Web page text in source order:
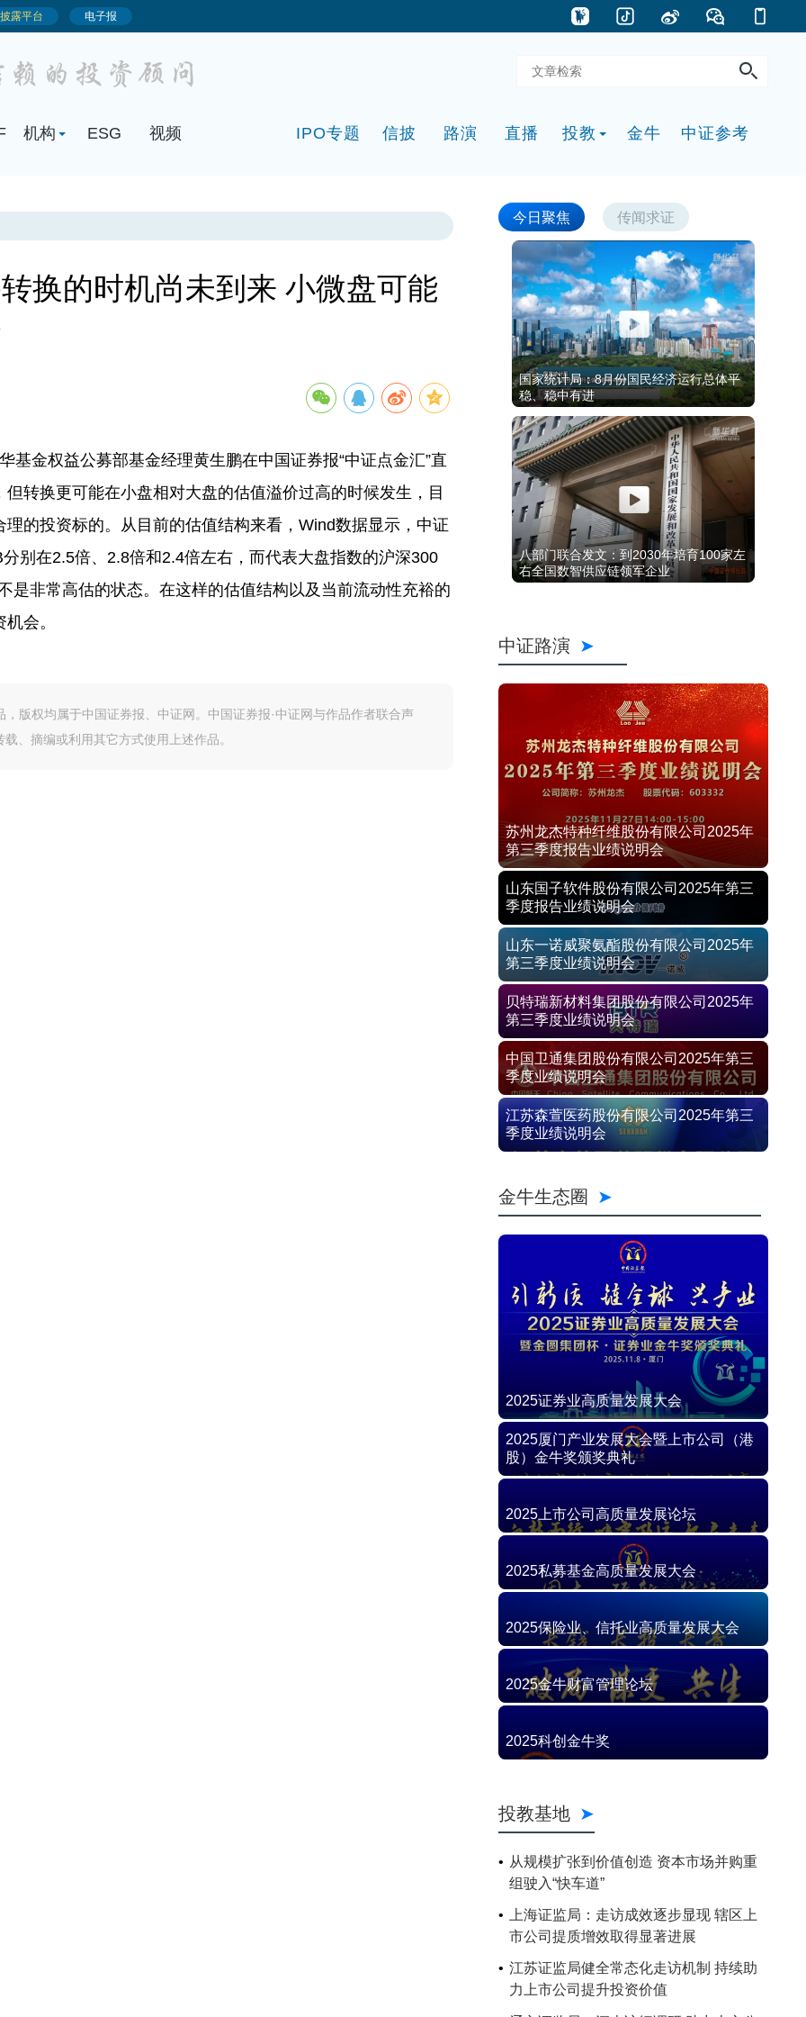
机构 ESG 视频 IPO专题 信披 路演 直播 投教 金牛 中证参考
换的时机尚未到来 小微盘可能
基金权益公募部基金经理黄生鹏在中国证券报“中证点金汇”直
转换更可能在小盘相对大盘的估值溢价过高的时候发生，目
的投资标的。从目前的估值结构来看，Wind数据显示，中证
别在2.5倍、2.8倍和2.4倍左右，而代表大盘指数的沪深300
是非常高估的状态。在这样的估值结构以及当前流动性充裕的
会。
版权均属于中国证券报、中证网。中国证券报·中证网与作品作者联合声
、摘编或利用其它方式使用上述作品。
今日聚焦 传闻求证
国家统计局：8月份国民经济运行总体平
稳、稳中有进
八部门联合发文：到2030年培育100家左
右全国数智供应链领军企业
中证路演
苏州龙杰特种纤维股份有限公司2025年
第三季度报告业绩说明会
山东国子软件股份有限公司2025年第三
季度报告业绩说明会
山东一诺威聚氨酯股份有限公司2025年
第三季度业绩说明会
贝特瑞新材料集团股份有限公司2025年
第三季度业绩说明会
中国卫通集团股份有限公司2025年第三
季度业绩说明会
江苏森萱医药股份有限公司2025年第三
季度业绩说明会
金牛生态圈
2025证券业高质量发展大会
2025厦门产业发展大会暨上市公司（港
股）金牛奖颁奖典礼
2025上市公司高质量发展论坛
2025私募基金高质量发展大会
2025保险业、信托业高质量发展大会
2025金牛财富管理论坛
2025科创金牛奖
投教基地
从规模扩张到价值创造 资本市场并购重
组驶入“快车道”
上海证监局：走访成效逐步显现 辖区上
市公司提质增效取得显著进展
江苏证监局健全常态化走访机制 持续助
力上市公司提升投资价值